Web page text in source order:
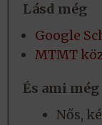
Lásd még
Google
MTMT
És ami
Nős,